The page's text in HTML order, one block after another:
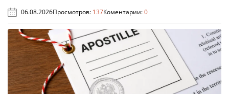
06.08.2026Просмотров: 137Коментарии:0